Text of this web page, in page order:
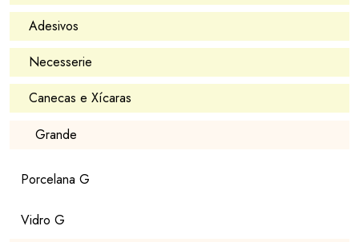
Adesivos
Necesserie
Canecas e Xícaras
Grande
Porcelana G
Vidro G